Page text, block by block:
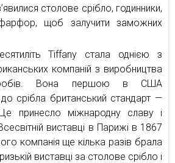
столове срібло, годинники,
щоб залучити заможних
Tiffany стала однією з
компаній з виробництва
Вона першою в США
срібла британський стандарт —
принесло міжнародну славу і
виставці в Парижі в 1867
компанія ще кілька разів брала
виставці за столове срібло і